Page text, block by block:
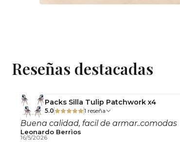
Reseñas destacadas
Packs Silla Tulip Patchwork x4
5.0 1 reseña
Buena calidad, facil de armar..comodas
Leonardo Berrìos
16/5/2026